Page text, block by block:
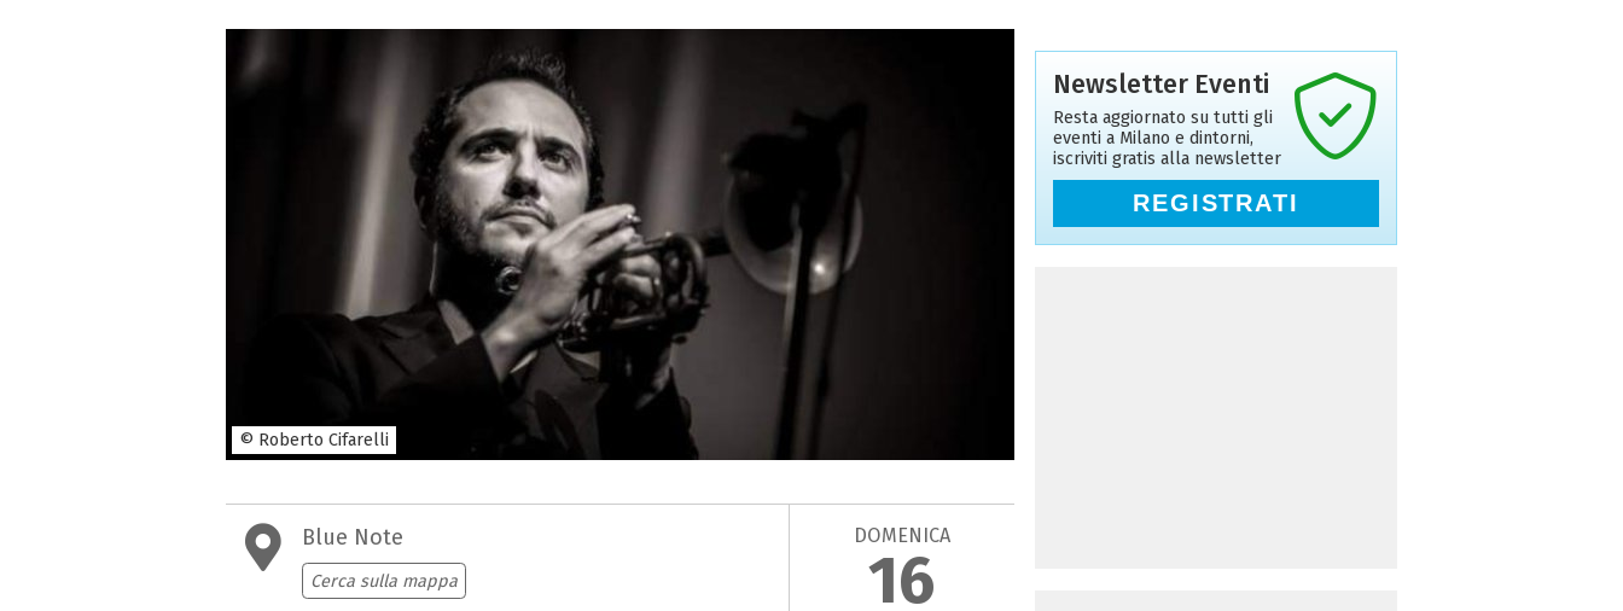
© Roberto Cifarelli
Blue Note
Cerca sulla mappa
DOMENICA
16
Newsletter Eventi
Resta aggiornato su tutti gli
eventi a Milano e dintorni,
iscriviti gratis alla newsletter
REGISTRATI